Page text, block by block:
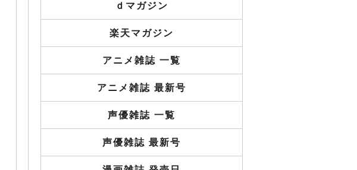
ｄマガジン
楽天マガジン
アニメ雑誌 一覧
アニメ雑誌 最新号
声優雑誌 一覧
声優雑誌 最新号